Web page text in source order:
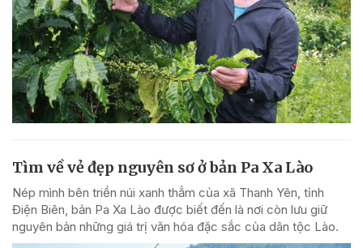
Tìm về vẻ đẹp nguyên sơ ở bản Pa Xa Lào
Nép mình bên triền núi xanh thẳm của xã Thanh Yên, tỉnh
Điện Biên, bản Pa Xa Lào được biết đến là nơi còn lưu giữ
nguyên bản những giá trị văn hóa đặc sắc của dân tộc Lào.